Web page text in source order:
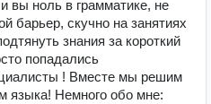
вы ноль в грамматике, не
барьер, скучно на занятиях
знания за короткий
попадались
! Вместе мы решим
языка! Немного обо мне: